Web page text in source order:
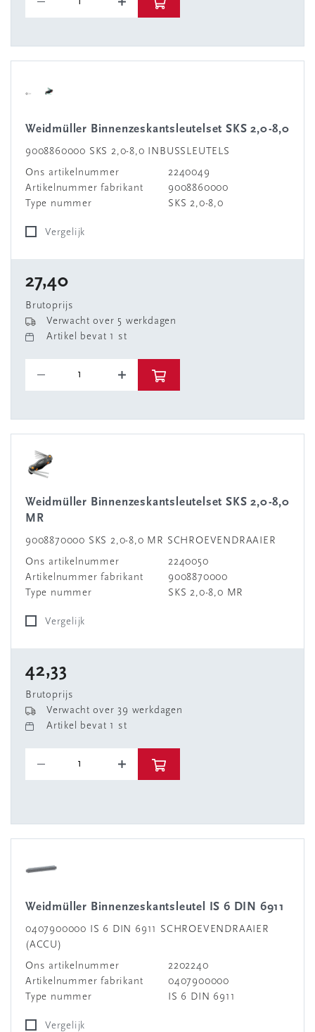
Weidmüller Binnenzeskantsleutelset SKS 2,0-8,0
9008860000 SKS 2,0-8,0 INBUSSLEUTELS
Ons artikelnummer
2240049
Artikelnummer fabrikant
9008860000
Type nummer
SKS 2,0-8,0
Vergelijk
27,40
Brutoprijs
Verwacht over 5 werkdagen
Artikel bevat 1 st
Weidmüller Binnenzeskantsleutelset SKS 2,0-8,0
MR
9008870000 SKS 2,0-8,0 MR SCHROEVENDRAAIER
Ons artikelnummer
2240050
Artikelnummer fabrikant
9008870000
Type nummer
SKS 2,0-8,0 MR
Vergelijk
42,33
Brutoprijs
Verwacht over 39 werkdagen
Artikel bevat 1 st
Weidmüller Binnenzeskantsleutel IS 6 DIN 6911
0407900000 IS 6 DIN 6911 SCHROEVENDRAAIER
(ACCU)
Ons artikelnummer
2202240
Artikelnummer fabrikant
0407900000
Type nummer
IS 6 DIN 6911
Vergelijk